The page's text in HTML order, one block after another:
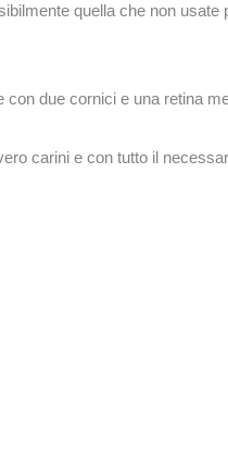
quella che non usate
due cornici e una retina
carini e con tutto il